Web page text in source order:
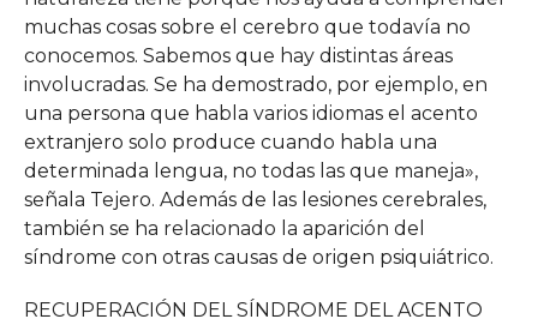
muchas cosas sobre el cerebro que todavía no
conocemos. Sabemos que hay distintas áreas
involucradas. Se ha demostrado, por ejemplo, en
una persona que habla varios idiomas el acento
extranjero solo produce cuando habla una
determinada lengua, no todas las que maneja»,
señala Tejero. Además de las lesiones cerebrales,
también se ha relacionado la aparición del
síndrome con otras causas de origen psiquiátrico.
RECUPERACIÓN DEL SÍNDROME DEL ACENTO